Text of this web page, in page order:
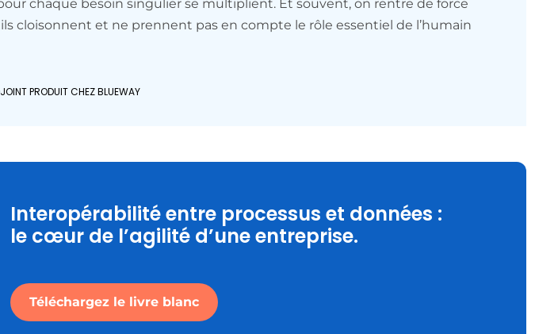
chaque besoin singulier se multiplient. Et souvent, on rentre de force
cloisonnent et ne prennent pas en compte le rôle essentiel de l’humain
PRODUIT CHEZ BLUEWAY
Interopérabilité entre processus et données :
le cœur de l’agilité d’une entreprise.
Téléchargez le livre blanc